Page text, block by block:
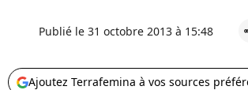
Publié le 31 octobre 2013 à 15:48
Ajoutez Terrafemina à vos sources